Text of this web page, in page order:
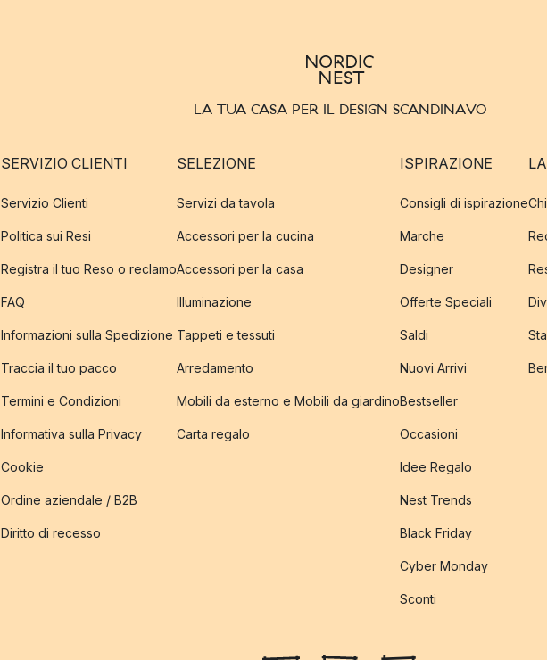
LA TUA CASA PER IL DESIGN SCANDINAVO
SERVIZIO CLIENTI
Servizio Clienti
Politica sui Resi
Registra il tuo Reso o reclamo
FAQ
Informazioni sulla Spedizione
Traccia il tuo pacco
Termini e Condizioni
Informativa sulla Privacy
Cookie
Ordine aziendale / B2B
Diritto di recesso
SELEZIONE
Servizi da tavola
Accessori per la cucina
Accessori per la casa
Illuminazione
Tappeti e tessuti
Arredamento
Mobili da esterno e Mobili da giardino
Carta regalo
ISPIRAZIONE
Consigli di ispirazione
Marche
Designer
Offerte Speciali
Saldi
Nuovi Arrivi
Bestseller
Occasioni
Idee Regalo
Nest Trends
Black Friday
Cyber Monday
Sconti